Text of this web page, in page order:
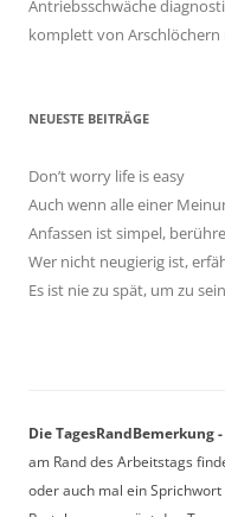
Antriebsschwäche
komplett von Arschlöchern
NEUESTE BEITRÄGE
Don’t worry life is easy
Auch wenn alle einer
Anfassen ist simpel,
Wer nicht neugierig ist,
Es ist nie zu spät, um zu
Die TagesRandBemerkung
am Rand des Arbeitstags
oder auch mal ein